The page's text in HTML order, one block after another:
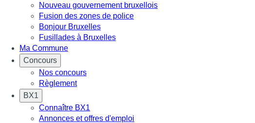
Nouveau gouvernement bruxellois
Fusion des zones de police
Bonjour Bruxelles
Fusillades à Bruxelles
Ma Commune
Concours
Nos concours
Règlement
BX1
Connaître BX1
Annonces et offres d'emploi